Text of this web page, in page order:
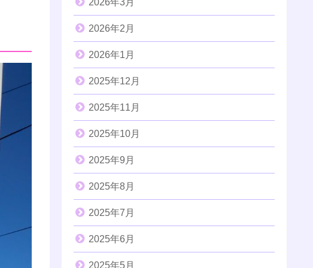
2026年2月
2026年1月
2025年12月
2025年11月
2025年10月
2025年9月
2025年8月
2025年7月
2025年6月
2025年5月